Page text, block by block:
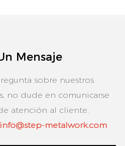
Mensaje
sobre nuestros
no dude en comunicarse
atención al cliente.
info@step-metalwork.com